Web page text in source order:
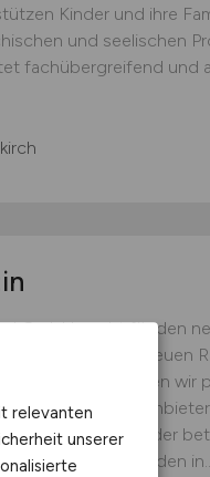
Kinder und ihre
und seelischen
fachübergreifend und
GmbH sucht für den
Für unsere neuen
in Dornbirn suchen wir
uns als
und der
Mitarbeitenden
relevanten
unserer